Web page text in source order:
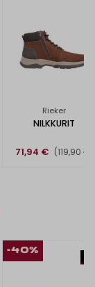
Rieker
NILKKURIT
71,94 € (119,90 €)
-40%